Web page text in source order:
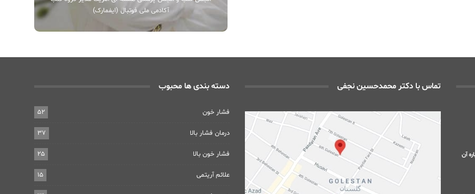
آکادمی ملی فوتبال (ایفمارک)
آن
تماس با دکتر محمدحسین نجفی دسته بندی ها محبوب
فشار خون 52
درمان فشار بالا 37
فشار خون بالا 25
علائم آریتمی 15